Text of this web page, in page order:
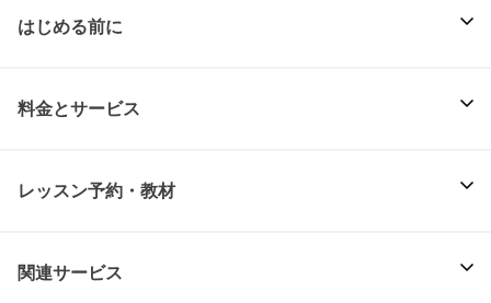
はじめる前に
料金とサービス
レッスン予約・教材
関連サービス